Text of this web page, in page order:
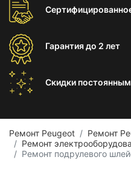
Гарантиядо 2 лет
Скидки постоянным
Ремонт Peugeot
Ремонт
Ремонт
Ремонт подрулевого